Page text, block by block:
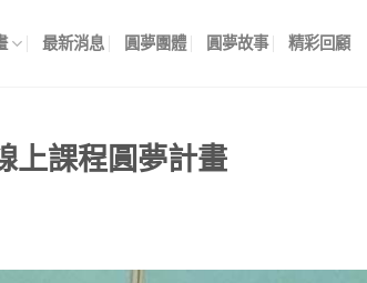
最新消息 圓夢團體 圓夢故事 精彩回顧
上課程圓夢計畫